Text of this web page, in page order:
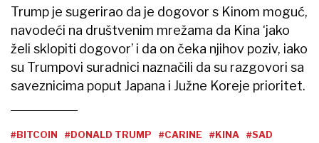
Trump je sugerirao da je dogovor s Kinom moguć,
navodeći na društvenim mrežama da Kina ‘jako
želi sklopiti dogovor’ i da on čeka njihov poziv, iako
su Trumpovi suradnici naznačili da su razgovori sa
saveznicima poput Japana i Južne Koreje prioritet.
#BITCOIN #DONALD TRUMP #CARINE #KINA #SAD